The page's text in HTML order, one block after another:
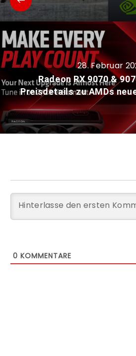
28. Februar
Radeon RX 9070 &
Preisdetails zu AMDs
0 KOMMENTARE